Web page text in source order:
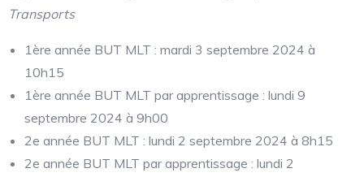
Transports
1ère année BUT MLT : mardi 3 septembre 2024 à
10h15
1ère année BUT MLT par apprentissage : lundi 9
septembre 2024 à 9h00
2e année BUT MLT : lundi 2 septembre 2024 à 8h15
2e année BUT MLT par apprentissage : lundi 2